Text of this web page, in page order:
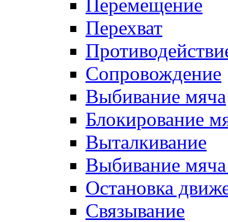
Перемещение
Перехват
Сопровождение
Выбивание мяча
Блокирование
Выталкивание
Выбивание
Остановка
Связывание